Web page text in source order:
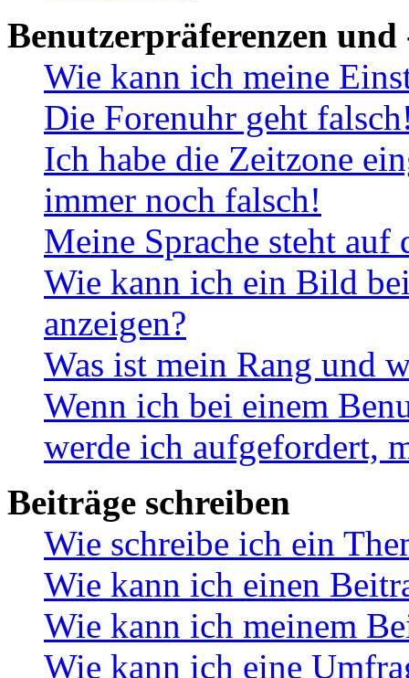
Benutzerpräferenzen und
Wie kann ich meine
Die Forenuhr geht
Ich habe die Zeitzone
immer noch falsch!
Meine Sprache steht
Wie kann ich ein Bild
anzeigen?
Was ist mein Rang und
Wenn ich bei einem
werde ich aufgefordert,
Beiträge schreiben
Wie schreibe ich ein
Wie kann ich einen
Wie kann ich meinem
Wie kann ich eine